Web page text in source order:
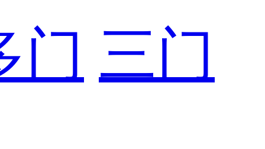
门 三门